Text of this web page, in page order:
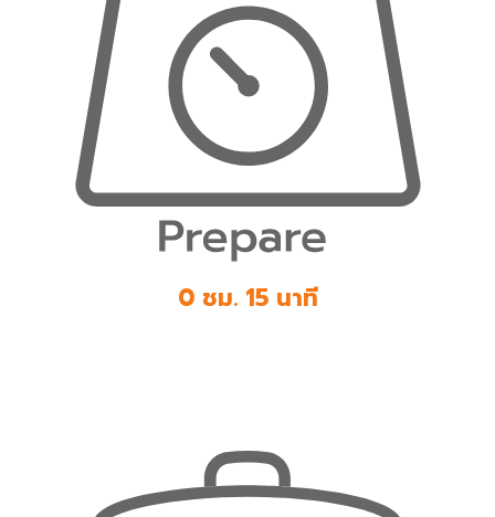
0 ชม. 15 นาที